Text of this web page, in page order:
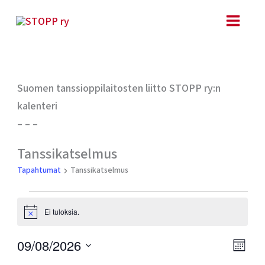
sisältöön
Suomen tanssioppilaitosten liitto STOPP ry:n
kalenteri
– – –
Tanssikatselmus
Tapahtumat Tanssikatselmus
Tapahtumat
Notice Ei tuloksia.
09/08/2026